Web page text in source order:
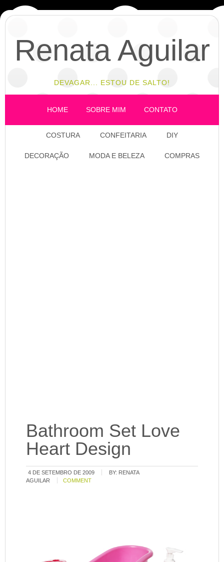
Renata Aguilar
DEVAGAR... ESTOU DE SALTO!
HOME SOBRE MIM CONTATO
COSTURA CONFEITARIA DIY
DECORAÇÃO MODA E BELEZA COMPRAS
Bathroom Set Love
Heart Design
4 DE SETEMBRO DE 2009 BY: RENATA
AGUILAR
COMMENT